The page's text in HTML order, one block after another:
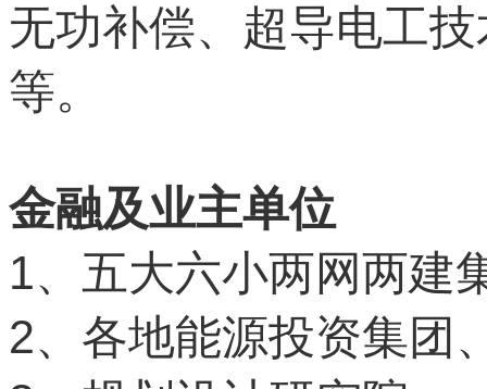
无功补偿、超导电工
等。
金融及业主单位
1、五大六小两网两建
2、各地能源投资集团